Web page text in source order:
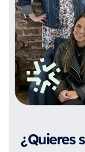
¿Quieres